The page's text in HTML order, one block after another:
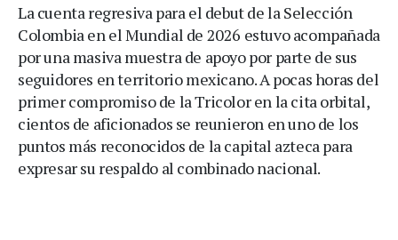
La cuenta regresiva para el debut de la Selección
Colombia en el Mundial de 2026 estuvo acompañada
por una masiva muestra de apoyo por parte de sus
seguidores en territorio mexicano. A pocas horas del
primer compromiso de la Tricolor en la cita orbital,
cientos de aficionados se reunieron en uno de los
puntos más reconocidos de la capital azteca para
expresar su respaldo al combinado nacional.